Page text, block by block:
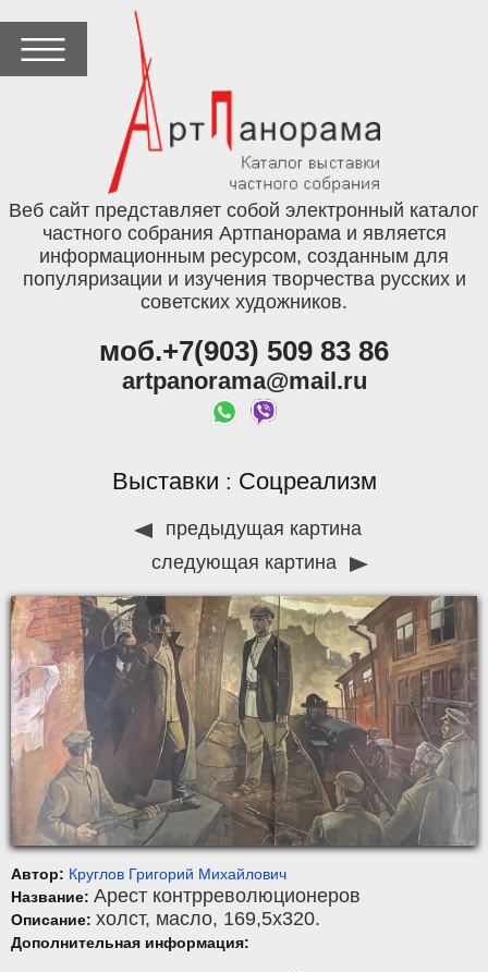
Веб сайт представляет собой электронный каталог
частного собрания Артпанорама и является
информационным ресурсом, созданным для
популяризации и изучения творчества русских и
советских художников.
моб.+7(903) 509 83 86
artpanorama@mail.ru
Выставки : Соцреализм
предыдущая картина
следующая картина
Автор: Круглов Григорий Михайлович
Название: Арест контрреволюционеров
Описание: холст, масло, 169,5x320.
Дополнительная информация: